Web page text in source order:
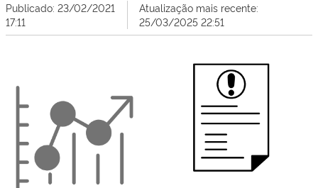
Publicado: 23/02/2021
17:11
Atualização mais recente:
25/03/2025 22:51